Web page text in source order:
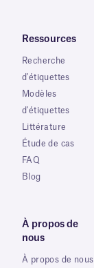
Ressources
Recherche
d'étiquettes
Modèles
d'étiquettes
Littérature
Étude de cas
FAQ
Blog
À propos de
nous
À propos de nous